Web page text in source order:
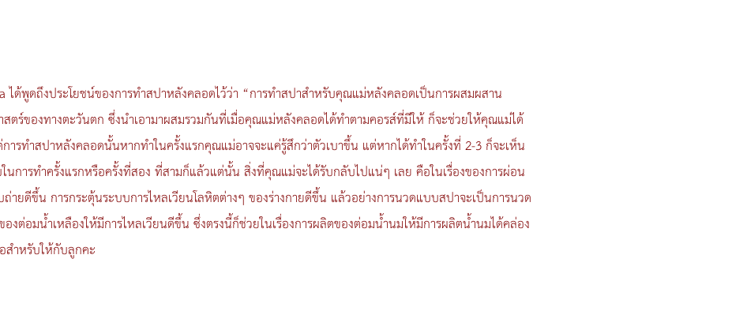
ได้พูดถึงประโยชน์ของการทำสปาหลังคลอดไว้ว่า “การทำสปาสำหรับคุณแม่หลังคลอดเป็นการผสมผสาน
ตร์ของทางตะวันตก ซึ่งนำเอามาผสมรวมกันที่เมื่อคุณแม่หลังคลอดได้ทำตามคอรส์ที่มีให้ ก็จะช่วยให้คุณแม่ได้
ารทำสปาหลังคลอดนั้นหากทำในครั้งแรกคุณแม่อาจจะแค่รู้สึกว่าตัวเบาขึ้น แต่หากได้ทำในครั้งที่ 2-3 ก็จะเห็น
การทำครั้งแรกหรือครั้งที่สอง ที่สามก็แล้วแต่นั้น สิ่งที่คุณแม่จะได้รับกลับไปแน่ๆ เลย คือในเรื่องของการผ่อน
ายดีขึ้น การกระตุ้นระบบการไหลเวียนโลหิตต่างๆ ของร่างกายดีขึ้น แล้วอย่างการนวดแบบสปาจะเป็นการนวด
ต่อมน้ำเหลืองให้มีการไหลเวียนดีขึ้น ซึ่งตรงนี้ก็ช่วยในเรื่องการผลิตของต่อมน้ำนมให้มีการผลิตน้ำนมได้คล่อง
ำหรับให้กับลูกคะ